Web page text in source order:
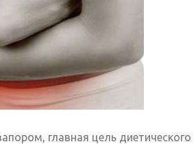
главная цель диетического